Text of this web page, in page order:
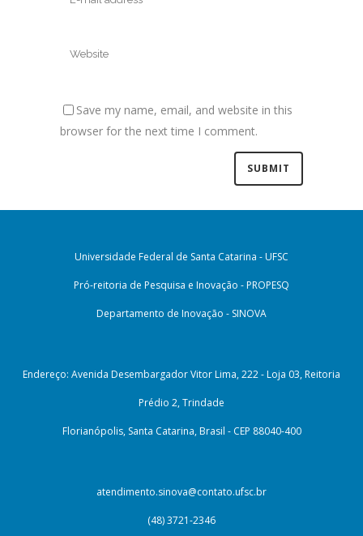
Save my name, email, and website in this
browser for the next time I comment.
Universidade Federal de Santa Catarina - UFSC
Pró-reitoria de Pesquisa e Inovação - PROPESQ
Departamento de Inovação - SINOVA
Endereço: Avenida Desembargador Vitor Lima, 222 - Loja 03, Reitoria
Prédio 2, Trindade
Florianópolis, Santa Catarina, Brasil - CEP 88040-400
atendimento.sinova@contato.ufsc.br
(48) 3721-2346